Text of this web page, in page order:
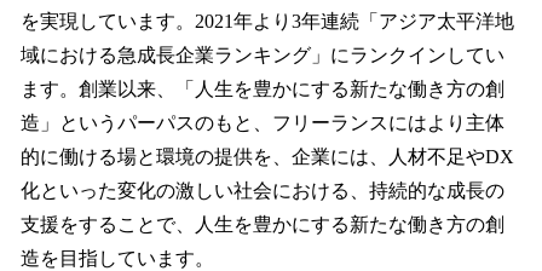
を実現しています。2021年より3年連続「アジア太平洋地
域における急成長企業ランキング」にランクインしてい
ます。創業以来、「人生を豊かにする新たな働き方の創
造」というパーパスのもと、フリーランスにはより主体
的に働ける場と環境の提供を、企業には、人材不足やDX
化といった変化の激しい社会における、持続的な成長の
支援をすることで、人生を豊かにする新たな働き方の創
造を目指しています。